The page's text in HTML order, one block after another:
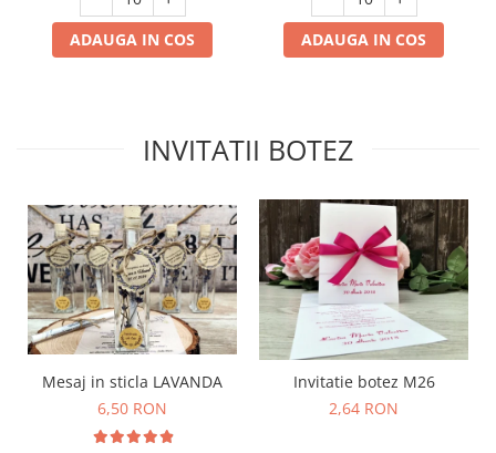
ADAUGA IN COS ADAUGA IN COS
INVITATII BOTEZ
Mesaj in sticla LAVANDA
6,50 RON
Invitatie botez M26
2,64 RON